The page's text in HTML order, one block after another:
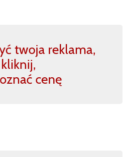
twoja reklama,
kliknij,
cenę